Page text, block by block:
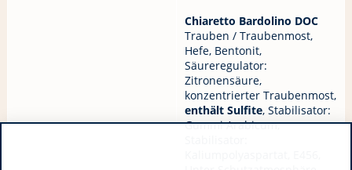
Chiaretto Bardolino DOC
Trauben / Traubenmost,
Hefe, Bentonit,
Säureregulator:
Zitronensäure,
konzentrierter Traubenmost,
enthält Sulfite, Stabilisator:
Gummi Arabicum,